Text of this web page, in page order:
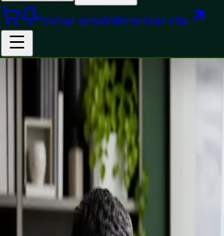
Iniciar sesiónReservar cita